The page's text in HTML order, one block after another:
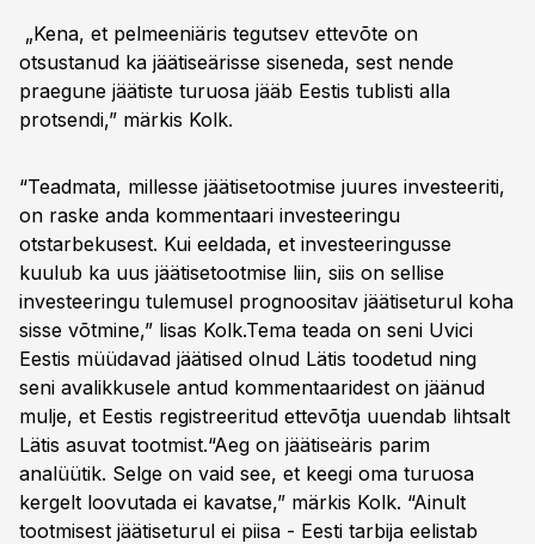
„Kena, et pelmeeniäris tegutsev ettevõte on
otsustanud ka jäätiseärisse siseneda, sest nende
praegune jäätiste turuosa jääb Eestis tublisti alla
protsendi,” märkis Kolk.
“Teadmata, millesse jäätisetootmise juures investeeriti,
on raske anda kommentaari investeeringu
otstarbekusest. Kui eeldada, et investeeringusse
kuulub ka uus jäätisetootmise liin, siis on sellise
investeeringu tulemusel prognoositav jäätiseturul koha
sisse võtmine,” lisas Kolk.Tema teada on seni Uvici
Eestis müüdavad jäätised olnud Lätis toodetud ning
seni avalikkusele antud kommentaaridest on jäänud
mulje, et Eestis registreeritud ettevõtja uuendab lihtsalt
Lätis asuvat tootmist.“Aeg on jäätiseäris parim
analüütik. Selge on vaid see, et keegi oma turuosa
kergelt loovutada ei kavatse,” märkis Kolk. “Ainult
tootmisest jäätiseturul ei piisa - Eesti tarbija eelistab